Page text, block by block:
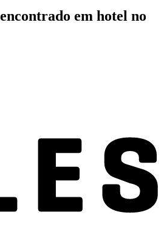
em hotel no